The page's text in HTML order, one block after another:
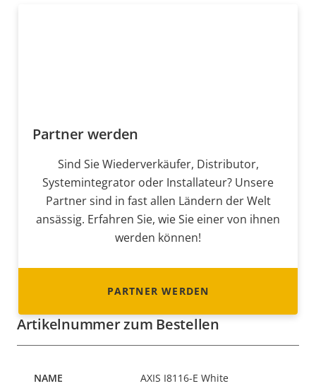
Partner werden
Sind Sie Wiederverkäufer, Distributor,
Systemintegrator oder Installateur? Unsere
Partner sind in fast allen Ländern der Welt
ansässig. Erfahren Sie, wie Sie einer von ihnen
werden können!
PARTNER WERDEN
Artikelnummer zum Bestellen
AXIS I8116-E White